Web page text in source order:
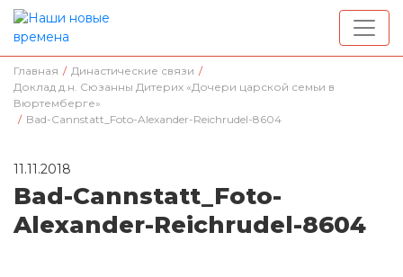
Главная / Династические связи /
Доклад д.н. Сюзанны Дитерих «Дочери царской семьи в
Вюртемберге»
/ Bad-Cannstatt_Foto-Alexander-Reichrudel-8604
11.11.2018
Bad-Cannstatt_Foto-
Alexander-Reichrudel-8604